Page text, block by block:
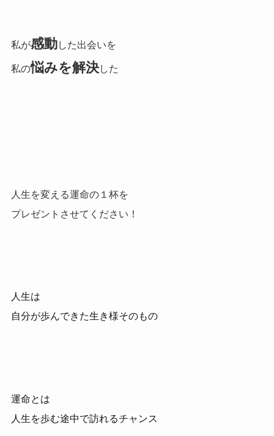
私が感動した出会いを
私の悩みを解決した
人生を変える運命の１杯を
プレゼントさせてください！
人生は
自分が歩んできた生き様そのもの
運命とは
人生を歩む途中で訪れるチャンス